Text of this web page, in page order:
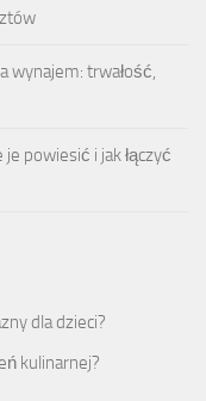
wynajem: trwałość,
powiesić i jak łączyć
dla dzieci?
kulinarnej?